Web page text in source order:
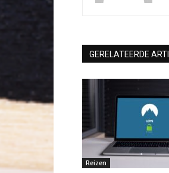
GERELATEERDE
Reizen